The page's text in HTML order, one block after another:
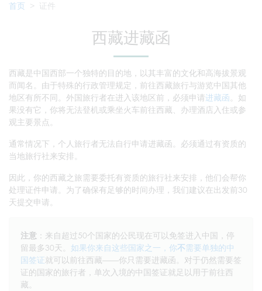
首页 证件
西藏进藏函
西藏是中国西部一个独特的目的地，以其丰富的文化和高海拔景观
而闻名。由于特殊的行政管理规定，前往西藏旅行与游览中国其他
地区有所不同。外国旅行者在进入该地区前，必须申请进藏函 。如
果没有它，你将无法登机或乘坐火车前往西藏、办理酒店入住或参
观主要景点。
通常情况下，个人旅行者无法自行申请进藏函。必须通过有资质的
当地旅行社来安排。
因此，你的西藏之旅需要委托有资质的旅行社来安排，他们会帮你
处理证件申请。为了确保有足够的时间办理，我们建议在出发前30
天提交申请。
注意 ：来自超过50个国家的公民现在可以免签进入中国，停
留最多30天。 如果你来自这些国家之一，你不需要单独的中
国签证就可以前往西藏——你只需要进藏函。对于仍然需要签
证的国家的旅行者，单次入境的中国签证就足以用于前往西
藏。